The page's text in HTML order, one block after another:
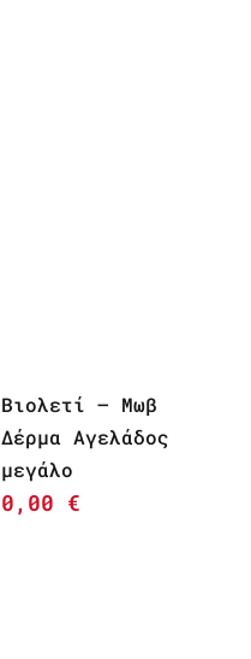
Βιολετί – Μωβ
Δέρμα Αγελάδος
μεγάλο
0,00 €